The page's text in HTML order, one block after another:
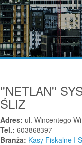
''NETLAN''
ŚLIZ
Adres: ul. Wincentego
Tel.:603868397
Branża: Kasy Fiskalne I